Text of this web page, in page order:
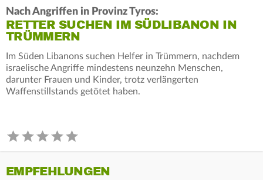
Nach Angriffen in Provinz Tyros:
RETTER SUCHEN IM SÜDLIBANON IN
TRÜMMERN
Im Süden Libanons suchen Helfer in Trümmern, nachdem
israelische Angriffe mindestens neunzehn Menschen,
darunter Frauen und Kinder, trotz verlängerten
Waffenstillstands getötet haben.
EMPFEHLUNGEN